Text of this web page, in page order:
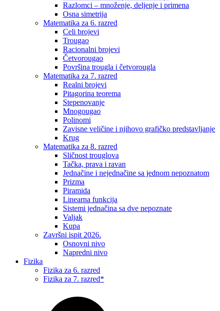
Razlomci – množenje, deljenje i primena
Osna simetrija
Matematika za 6. razred
Celi brojevi
Trougao
Racionalni brojevi
Četvorougao
Površina trougla i četvorougla
Matematika za 7. razred
Realni brojevi
Pitagorina teorema
Stepenovanje
Mnogougao
Polinomi
Zavisne veličine i njihovo grafičko predstavljanje
Krug
Matematika za 8. razred
Sličnost trouglova
Tačka, prava i ravan
Jednačine i nejednačine sa jednom nepoznatom
Prizma
Piramida
Linearna funkcija
Sistemi jednačina sa dve nepoznate
Valjak
Kupa
Završni ispit 2026.
Osnovni nivo
Napredni nivo
Fizika
Fizika za 6. razred
Fizika za 7. razred*